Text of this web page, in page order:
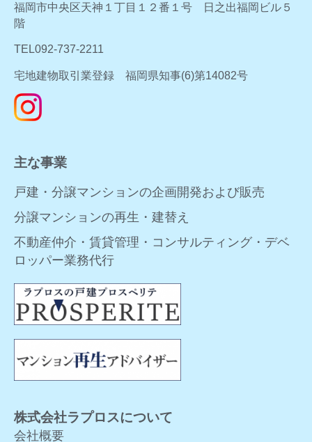
福岡市中央区天神１丁目１２番１号 日之出福岡ビル５
階
TEL092-737-2211
宅地建物取引業登録 福岡県知事(6)第14082号
主な事業
戸建・分譲マンションの企画開発および販売
分譲マンションの再生・建替え
不動産仲介・賃貸管理・コンサルティング・デベ
ロッパー業務代行
株式会社ラプロスについて
会社概要